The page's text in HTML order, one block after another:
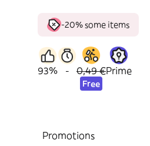
-20% some items
93% - 0,49 €
Free
Prime
Promotions